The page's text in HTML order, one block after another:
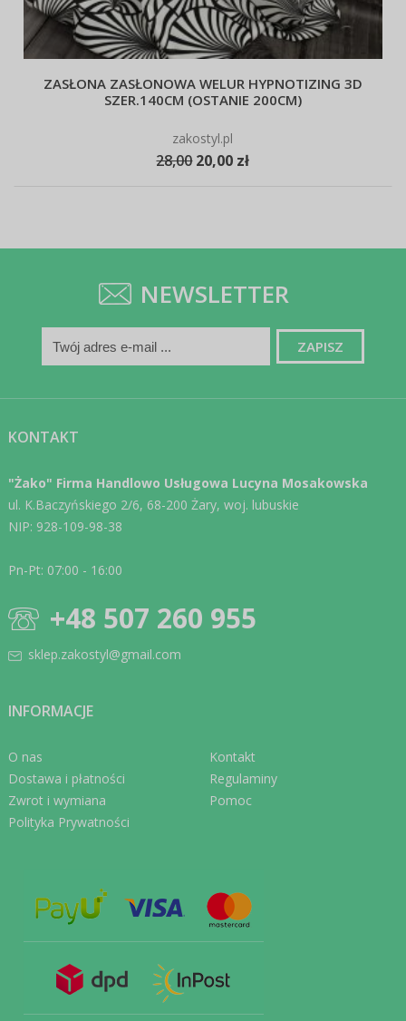
ZASŁONA ZASŁONOWA WELUR HYPNOTIZING 3D
SZER.140CM (OSTANIE 200CM)
zakostyl.pl
28,00 20,00 zł
NEWSLETTER
KONTAKT
"Żako" Firma Handlowo Usługowa Lucyna Mosakowska
ul. K.Baczyńskiego 2/6, 68-200 Żary, woj. lubuskie
NIP: 928-109-98-38
Pn-Pt: 07:00 - 16:00
+48 507 260 955
sklep.zakostyl@gmail.com
INFORMACJE
O nas
Dostawa i płatności
Zwrot i wymiana
Polityka Prywatności
Kontakt
Regulaminy
Pomoc